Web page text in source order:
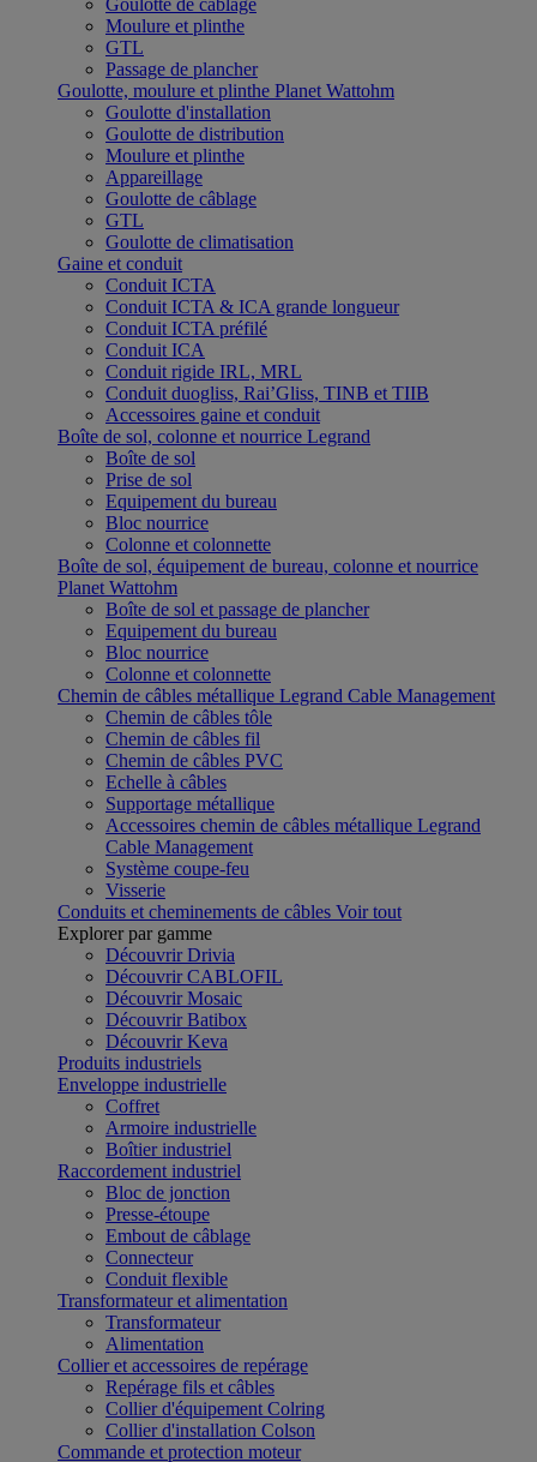
Goulotte de câblage
Moulure et plinthe
GTL
Passage de plancher
Goulotte, moulure et plinthe Planet Wattohm
Goulotte d'installation
Goulotte de distribution
Moulure et plinthe
Appareillage
Goulotte de câblage
GTL
Goulotte de climatisation
Gaine et conduit
Conduit ICTA
Conduit ICTA & ICA grande longueur
Conduit ICTA préfilé
Conduit ICA
Conduit rigide IRL, MRL
Conduit duogliss, Rai’Gliss, TINB et TIIB
Accessoires gaine et conduit
Boîte de sol, colonne et nourrice Legrand
Boîte de sol
Prise de sol
Equipement du bureau
Bloc nourrice
Colonne et colonnette
Boîte de sol, équipement de bureau, colonne et nourrice
Planet Wattohm
Boîte de sol et passage de plancher
Equipement du bureau
Bloc nourrice
Colonne et colonnette
Chemin de câbles métallique Legrand Cable Management
Chemin de câbles tôle
Chemin de câbles fil
Chemin de câbles PVC
Echelle à câbles
Supportage métallique
Accessoires chemin de câbles métallique Legrand
Cable Management
Système coupe-feu
Visserie
Conduits et cheminements de câbles Voir tout
Explorer par gamme
Découvrir Drivia
Découvrir CABLOFIL
Découvrir Mosaic
Découvrir Batibox
Découvrir Keva
Produits industriels
Enveloppe industrielle
Coffret
Armoire industrielle
Boîtier industriel
Raccordement industriel
Bloc de jonction
Presse-étoupe
Embout de câblage
Connecteur
Conduit flexible
Transformateur et alimentation
Transformateur
Alimentation
Collier et accessoires de repérage
Repérage fils et câbles
Collier d'équipement Colring
Collier d'installation Colson
Commande et protection moteur